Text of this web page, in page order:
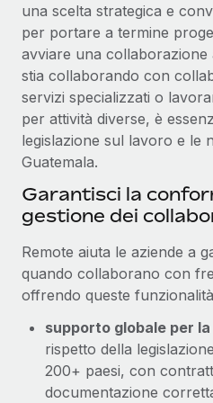
una scelta strategica e
per portare a termine
avviare una collaborazione
stia collaborando con
servizi specializzati o
per attività diverse, è
legislazione sul lavoro e le
Guatemala.
Garantisci la
gestione dei
Remote aiuta le aziende a
quando collaborano con
offrendo queste
supporto globale per
rispetto della
200+ paesi, con
documentazione